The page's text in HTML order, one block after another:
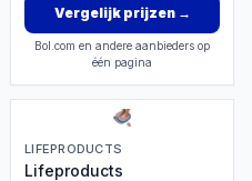
Vergelijk prijzen→
Bol.com en andere aanbieders op
één pagina
LIFEPRODUCTS
Lifeproducts